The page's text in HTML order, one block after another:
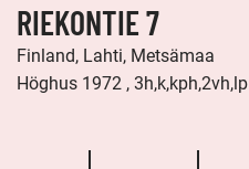
RIEKONTIE 7
Finland, Lahti, Metsämaa
Höghus 1972 , 3h,k,kph,2vh,lp